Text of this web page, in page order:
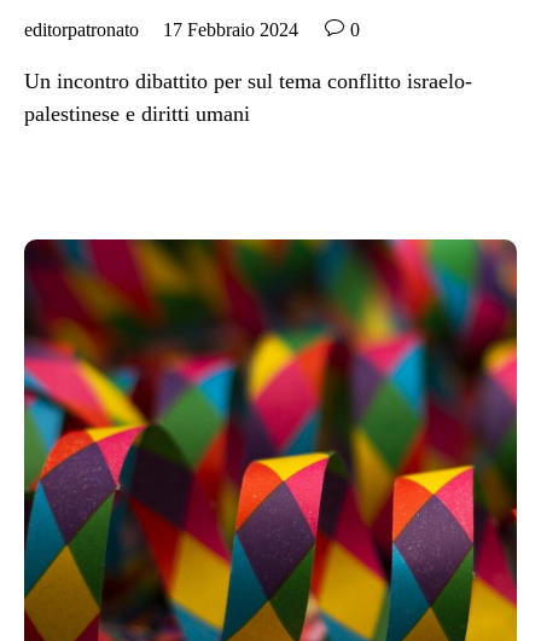
editorpatronato 17 Febbraio 2024  0
Un incontro dibattito per sul tema conflitto israelo-
palestinese e diritti umani